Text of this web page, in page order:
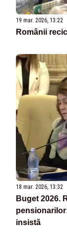
19 mar. 2026, 13:22
Românii
18 mar. 2026, 13:32
Buget 2026.
insistă